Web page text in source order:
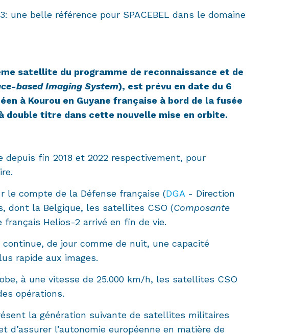
belle référence pour SPACEBEL dans le domaine
satellite du programme de reconnaissance et de
based Imaging System), est prévu en date du 6
à Kourou en Guyane française à bord de la fusée
double titre dans cette nouvelle mise en orbite.
fin 2018 et 2022 respectivement, pour
le compte de la Défense française (DGA - Direction
dont la Belgique, les satellites CSO (Composante
Helios-2 arrivé en fin de vie.
de jour comme de nuit, une capacité
rapide aux images.
à une vitesse de 25.000 km/h, les satellites CSO
opérations.
la génération suivante de satellites militaires
d’assurer l’autonomie européenne en matière de